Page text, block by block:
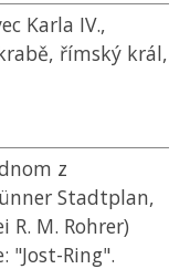
Karla IV.,
římský král,
z
Stadtplan,
R. M. Rohrer)
"Jost-Ring".